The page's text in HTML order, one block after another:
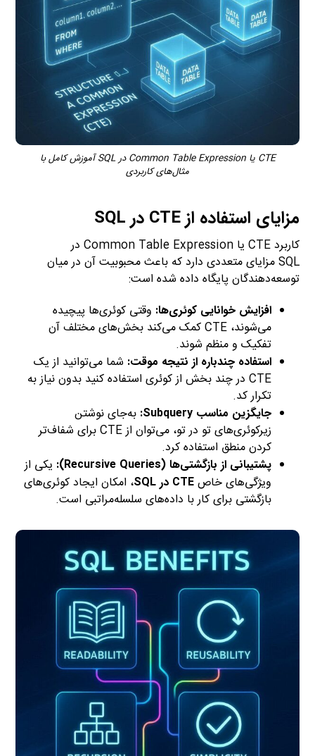
CTE یا Common Table Expression در SQL آموزش کامل با
مثال‌های کاربردی
مزایای استفاده از CTE در SQL
کاربرد CTE یا Common Table Expression در
SQL مزایای متعددی دارد که باعث محبوبیت آن در میان
توسعه‌دهندگان پایگاه داده شده است:
افزایش خوانایی کوئری‌ها: وقتی کوئری‌ها پیچیده
می‌شوند، CTE کمک می‌کند بخش‌های مختلف آن
تفکیک و منظم شوند.
استفاده چندباره از نتیجه موقت: شما می‌توانید از یک
CTE در چند بخش از کوئری استفاده کنید بدون نیاز به
تکرار کد.
جایگزین مناسب Subquery:
به‌جای نوشتن
زیرکوئری‌های تو در تو، می‌توان از CTE برای شفاف‌تر
کردن منطق استفاده کرد.
پشتیبانی از بازگشتی‌ها (Recursive Queries):
یکی از
ویژگی‌های خاصCTE در SQL
، امکان ایجاد کوئری‌های
بازگشتی برای کار با داده‌های سلسله‌مراتبی است.